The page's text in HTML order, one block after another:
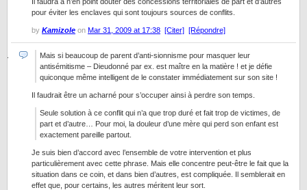
pour éviter les enclaves qui sont toujours sources de conflits.
by Kamizole on Mar 31, 2009 at 17:38 [Citer] [Répondre]
Mais si beaucoup de parent d’anti-sionnisme pour masquer leur
antisémitisme – Dieudonné par ex. est maître en la matière ! et je défie
quiconque même intelligent de le constater immédiatement sur son site !
Il faudrait être un acharné pour s’occuper ainsi à perdre son temps.
Seule solution à ce conflit qui n’a que trop duré et fait trop de victimes, de
part et d’autre… Pour moi, la douleur d’une mère qui perd son enfant est
exactement pareille partout.
Je suis bien d’accord avec l’ensemble de votre intervention et plus
particulièrement avec cette phrase. Mais elle concentre peut-être le fait que la
situation dans ce coin, et dans bien d’autres, est compliquée. Il semblerait en
effet que, pour certains, les autres méritent leur sort.